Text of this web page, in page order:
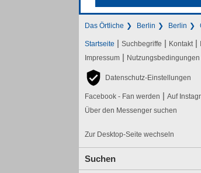
Das Örtliche Berlin Berlin
Startseite | Suchbegriffe | Kontakt |
Impressum | Nutzungsbedingungen
Datenschutz-Einstellungen
Facebook - Fan werden | Auf
Über den Messenger suchen
Zur Desktop-Seite wechseln
Suchen